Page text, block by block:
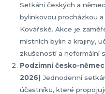
Setkání českých a
bylinkovou procházkou
Kovářské. Akce je
místních bylin a krajiny,
zkušeností a neformální
Podzimní česko-
2026) Jednodenní
účastníků, které